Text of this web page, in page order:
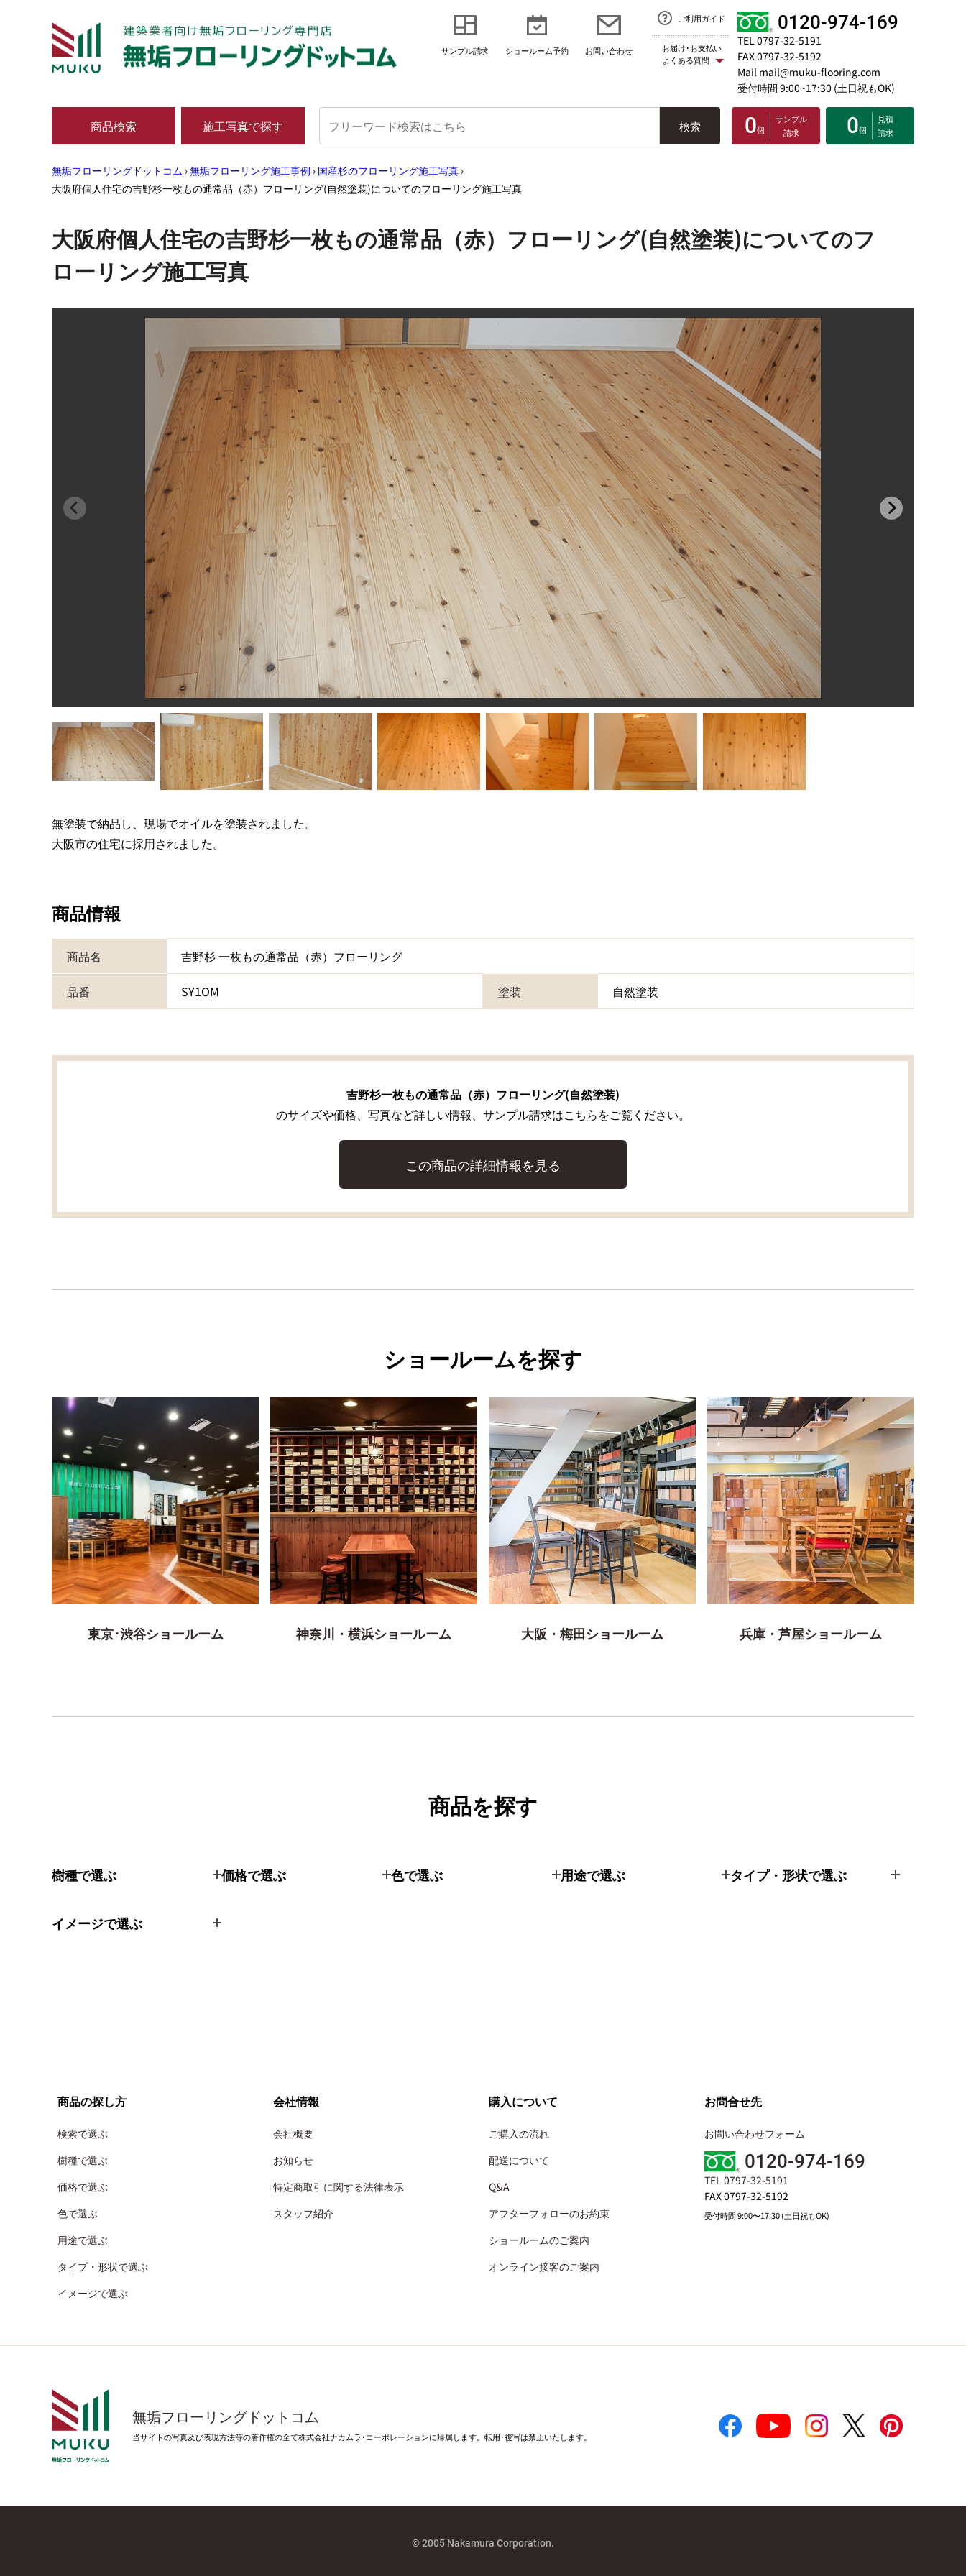
サンプル請求 ショールーム予約 お問い合わせ
ご利用ガイド
お届け･お支払い
よくある質問
0120-974-169
TEL 0797-32-5191
FAX 0797-32-5192
Mail mail@muku-flooring.com
受付時間 9:00~17:30 (土日祝もOK)
商品検索 施工写真で探す 検索 0個
サンプル
請求
0個
見積
請求
無垢フローリングドットコム ›無垢フローリング施工事例 › 国産杉のフローリング施工写真 ›
大阪府個人住宅の吉野杉一枚もの通常品（赤）フローリング(自然塗装)についてのフローリング施工写真
大阪府個人住宅の吉野杉一枚もの通常品（赤）フローリング(自然塗装)についてのフ
ローリング施工写真
無塗装で納品し、現場でオイルを塗装されました。
大阪市の住宅に採用されました。
商品情報
商品名 吉野杉 一枚もの通常品（赤）フローリング
品番 SY1OM 塗装 自然塗装
吉野杉一枚もの通常品（赤）フローリング(自然塗装)
のサイズや価格、写真など詳しい情報、サンプル請求はこちらをご覧ください。
この商品の詳細情報を見る
ショールームを探す
東京･渋谷ショールーム 神奈川・横浜ショールーム 大阪・梅田ショールーム 兵庫・芦屋ショールーム
商品を探す
樹種で選ぶ 価格で選ぶ 色で選ぶ 用途で選ぶ タイプ・形状で選ぶ
イメージで選ぶ
商品の探し方
検索で選ぶ
樹種で選ぶ
価格で選ぶ
色で選ぶ
用途で選ぶ
タイプ・形状で選ぶ
イメージで選ぶ
会社情報
会社概要
お知らせ
特定商取引に関する法律表示
スタッフ紹介
購入について
ご購入の流れ
配送について
Q&A
アフターフォローのお約束
ショールームのご案内
オンライン接客のご案内
お問合せ先
お問い合わせフォーム
0120-974-169
TEL 0797-32-5191
FAX 0797-32-5192
受付時間 9:00〜17:30 (土日祝もOK)
無垢フローリングドットコム
当サイトの写真及び表現方法等の著作権の全て株式会社ナカムラ･コーポレーションに帰属します。転用･複写は禁止いたします。
© 2005 Nakamura Corporation.